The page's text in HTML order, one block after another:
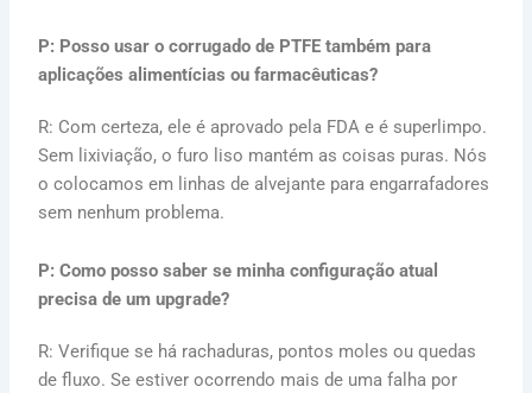
P: Posso usar o corrugado de PTFE também para
aplicações alimentícias ou farmacêuticas?
R: Com certeza, ele é aprovado pela FDA e é superlimpo.
Sem lixiviação, o furo liso mantém as coisas puras. Nós
o colocamos em linhas de alvejante para engarrafadores
sem nenhum problema.
P: Como posso saber se minha configuração atual
precisa de um upgrade?
R: Verifique se há rachaduras, pontos moles ou quedas
de fluxo. Se estiver ocorrendo mais de uma falha por